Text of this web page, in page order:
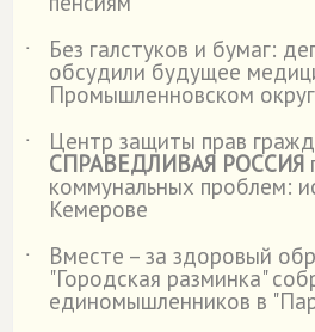
˙
Без галстуков и бумаг:
обсудили будущее
Промышленновском
˙
Центр защиты прав
СПРАВЕДЛИВАЯ РОССИЯ
коммунальных проблем:
Кемерове
˙
Вместе – за здоровый
"Городская разминка"
единомышленников в